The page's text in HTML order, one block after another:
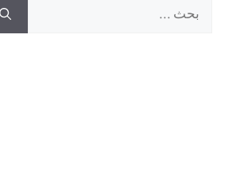
عن: